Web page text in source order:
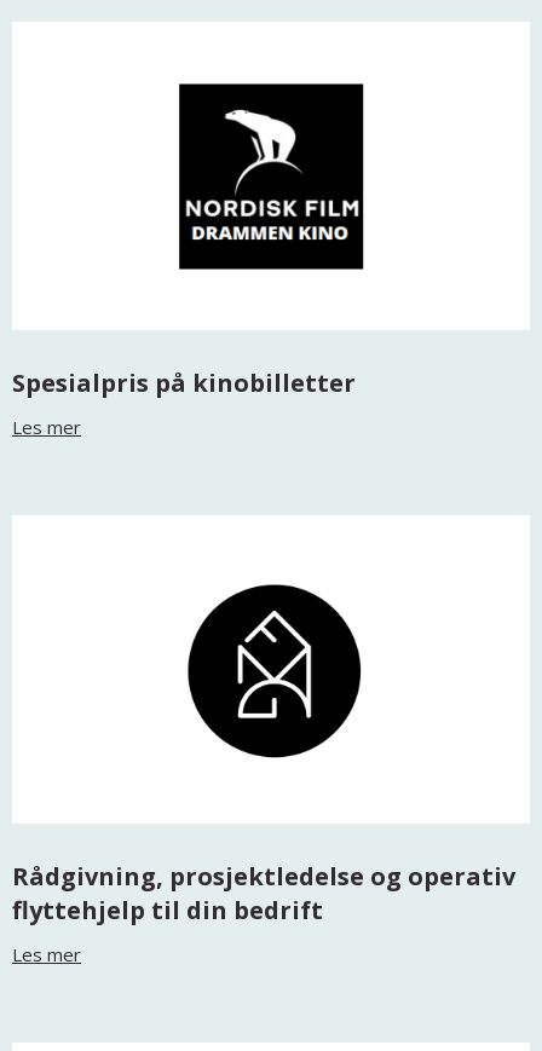
Spesialpris på kinobilletter
Les mer
Rådgivning, prosjektledelse og operativ
flyttehjelp til din bedrift
Les mer